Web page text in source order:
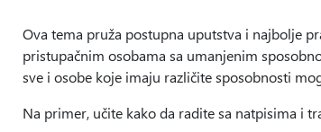
Ova tema pruža postupna uputstva i najbolje
pristupačnim osobama sa umanjenim
sve i osobe koje imaju različite sposobnosti
Na primer, učite kako da radite sa natpisima i